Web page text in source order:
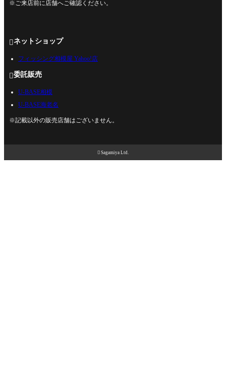
※ご来店前に店舗へご確認ください。
ネットショップ
フィッシング相模屋 Yahoo!店
委託販売
U-BASE相模
U-BASE海老名
※記載以外の販売店舗はございません。
 Sagamiya Ltd.